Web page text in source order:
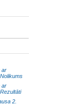
ar
ar
2.